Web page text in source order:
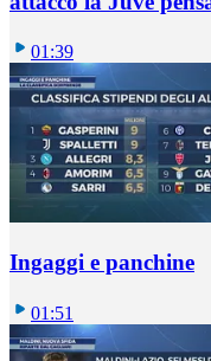
01:39
Ingaggi e panchine
01:51